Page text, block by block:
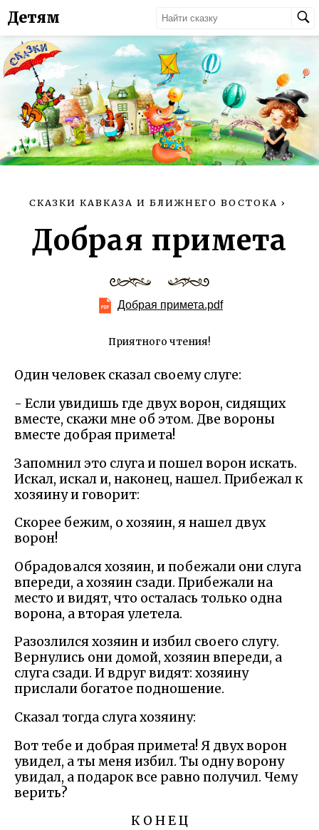
Детям
СКАЗКИ КАВКАЗА И БЛИЖНЕГО ВОСТОКА ›
Добрая примета
Добрая примета.pdf
Приятного чтения!
Один человек сказал своему слуге:
- Если увидишь где двух ворон, сидящих
вместе, скажи мне об этом. Две вороны
вместе добрая примета!
Запомнил это слуга и пошел ворон искать.
Искал, искал и, наконец, нашел. Прибежал к
хозяину и говорит:
Скорее бежим, о хозяин, я нашел двух
ворон!
Обрадовался хозяин, и побежали они слуга
впереди, а хозяин сзади. Прибежали на
место и видят, что осталась только одна
ворона, а вторая улетела.
Разозлился хозяин и избил своего слугу.
Вернулись они домой, хозяин впереди, а
слуга сзади. И вдруг видят: хозяину
прислали богатое подношение.
Сказал тогда слуга хозяину:
Вот тебе и добрая примета! Я двух ворон
увидел, а ты меня избил. Ты одну ворону
увидал, а подарок все равно получил. Чему
верить?
К О Н Е Ц